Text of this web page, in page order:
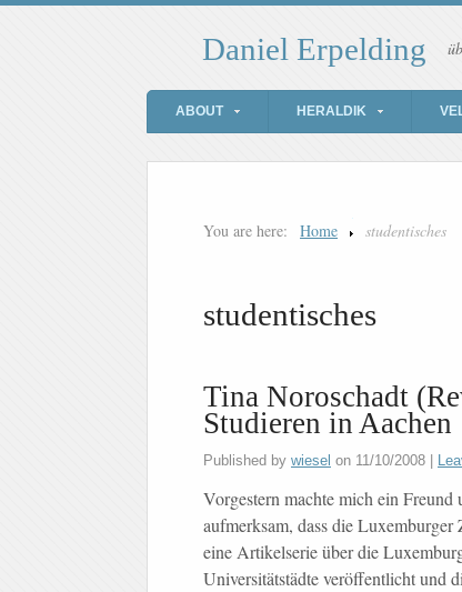
Daniel Erpelding
ABOUT HERALDIK
You are here: Home studentisches
studentisches
Tina Noroschadt
Studieren in Aachen
Published by wiesel on 11/10/2008
Vorgestern machte mich ein Freund
aufmerksam, dass die Luxemburger
eine Artikelserie über die
Universitätstädte veröffentlicht und